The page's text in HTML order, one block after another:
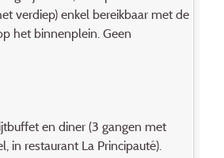
verdiep) enkel bereikbaar met de
het binnenplein. Geen
en diner (3 gangen met
in restaurant La Principauté).